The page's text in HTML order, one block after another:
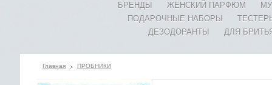
БРЕНДЫ ЖЕНСКИЙ ПАРФЮМ
ПОДАРОЧНЫЕ НАБОРЫ
ДЕЗОДОРАНТЫ
ДЛЯ
Главная ПРОБНИКИ